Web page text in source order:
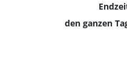
den ganzen